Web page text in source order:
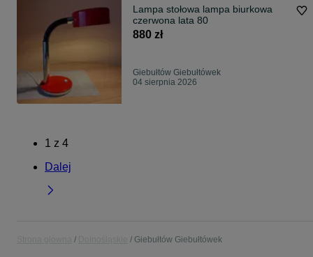
Lampa stołowa lampa biurkowa
czerwona lata 80
880 zł
Giebułtów Giebułtówek
04 sierpnia 2026
1 z 4
Dalej
Giebułtów Giebułtówek